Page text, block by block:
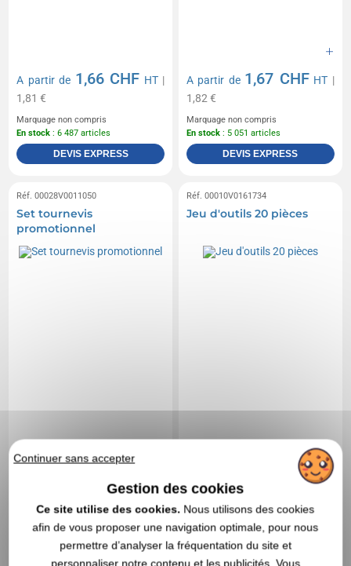
A partir de 1,66 CHF HT|
1,81 €
Marquage non compris
En stock : 6 487 articles
DEVIS EXPRESS
A partir de 1,67 CHF HT |
1,82 €
Marquage non compris
En stock : 5 051 articles
DEVIS EXPRESS
Réf. 00028V0011050
Set tournevis
promotionnel
A partir de2,82 CHFHT|
Réf. 00010V0161734
Jeu d'outils 20 pièces
A partir de11,83 CHFHT
12,88 €
Continuer sans accepter
Gestion des cookies
Ce site utilise des cookies. Nous utilisons des cookies
afin de vous proposer une navigation optimale, pour nous
permettre d’analyser la fréquentation du site et
personnaliser notre contenu et les publicités. Vous